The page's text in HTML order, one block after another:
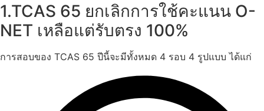
1.TCAS 65 ยกเลิกการใช้คะแนน O-
NET เหลือแต่รับตรง 100%
การสอบของ TCAS 65 ปีนี้จะมีทั้งหมด 4 รอบ 4 รูปแบบ ได้แก่